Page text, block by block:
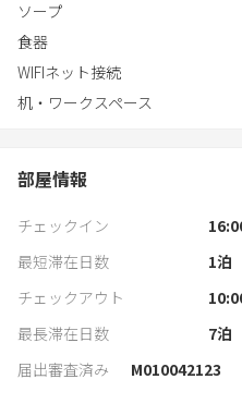
ソープ
食器
WIFIネット接続
机・ワークスペース
部屋情報
チェックイン
最短滞在日数
1泊
チェックアウト
最長滞在日数
7泊
届出審査済み
M010042123